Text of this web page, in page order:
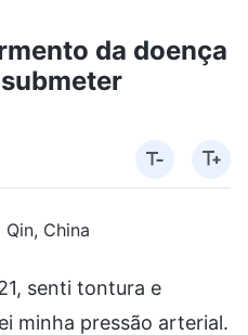
da doença
Qin, China
senti tontura e
minha pressão arterial.